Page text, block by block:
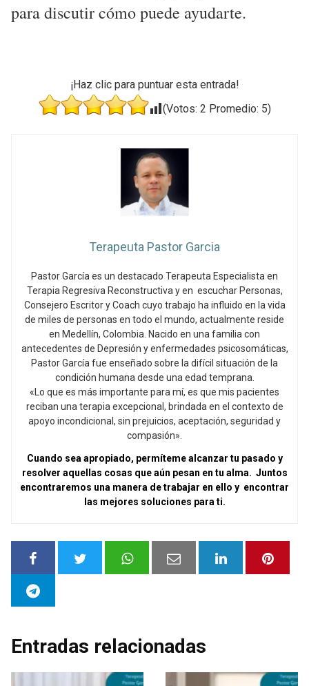
para discutir cómo puede ayudarte.
¡Haz clic para puntuar esta entrada!
(Votos: 2 Promedio: 5)
Terapeuta Pastor Garcia
Pastor García es un destacado Terapeuta Especialista en
Terapia Regresiva Reconstructiva y en escuchar Personas,
Consejero Escritor y Coach cuyo trabajo ha influido en la vida
de miles de personas en todo el mundo, actualmente reside
en Medellín, Colombia. Nacido en una familia con
antecedentes de Depresión y enfermedades psicosomáticas,
Pastor García fue enseñado sobre la difícil situación de la
condición humana desde una edad temprana.
«Lo que es más importante para mí, es que mis pacientes
reciban una terapia excepcional, brindada en el contexto de
apoyo incondicional, sin prejuicios, aceptación, seguridad y
compasión».
Cuando sea apropiado, permíteme alcanzar tu pasado y
resolver aquellas cosas que aún pesan en tu alma. Juntos
encontraremos una manera de trabajar en ello y encontrar
las mejores soluciones para ti.
Entradas relacionadas